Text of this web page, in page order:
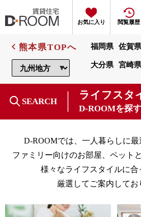
お気に入り 閲覧履歴
熊本県TOPへ 福岡県 佐賀
大分県 宮崎県
SEARCH
ライフスタ
D-ROOMを探す
D-ROOMでは、一人暮らしに最
ファミリー向けのお部屋、ペット
様々なライフスタイルに合
厳選してご案内してお